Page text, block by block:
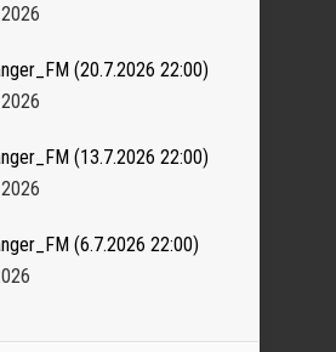
(20.7.2026 22:00)
(13.7.2026 22:00)
(6.7.2026 22:00)